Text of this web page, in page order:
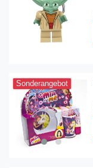
Sonderangebot